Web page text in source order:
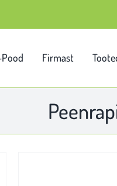
Pood Firmast